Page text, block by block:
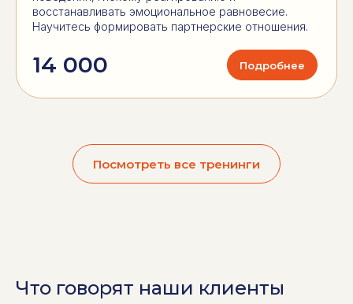
восстанавливать эмоциональное равновесие.
Научитесь формировать партнерские отношения.
Подробнее
14 000
Посмотреть все тренинги
Что говорят наши клиенты